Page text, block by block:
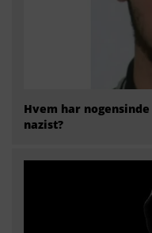
Hvem har
nazist?